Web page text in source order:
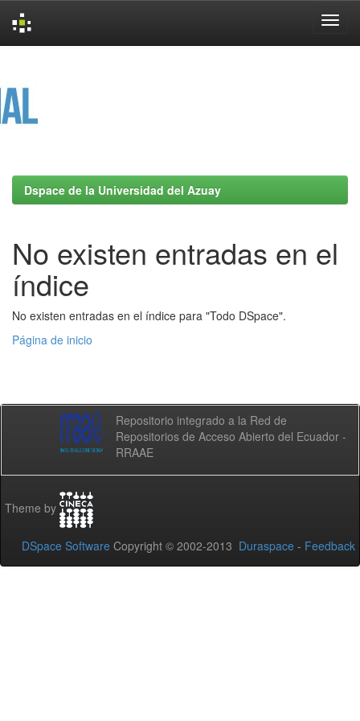
Dspace de la Universidad del Azuay
No existen entradas en el
índice
No existen entradas en el índice para "Todo DSpace".
Página de inicio
Repositorio integrado a la Red de
Repositorios de Acceso Abierto del Ecuador -
RRAAE
Theme by
DSpace Software Copyright © 2002-2013 Duraspace - Feedback